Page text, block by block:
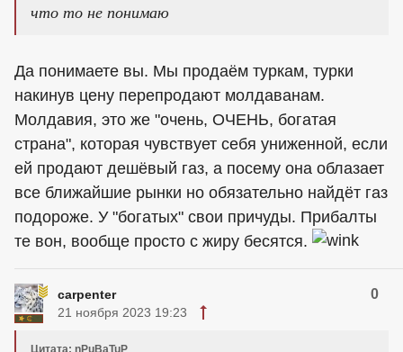
что то не понимаю
Да понимаете вы. Мы продаём туркам, турки
накинув цену перепродают молдаванам.
Молдавия, это же "очень, ОЧЕНЬ, богатая
страна", которая чувствует себя униженной, если
ей продают дешёвый газ, а посему она облазает
все ближайшие рынки но обязательно найдёт газ
подороже. У "богатых" свои причуды. Прибалты
те вон, вообще просто с жиру бесятся.
carpenter 0
21 ноября 2023 19:23
Цитата: nPuBaTuP